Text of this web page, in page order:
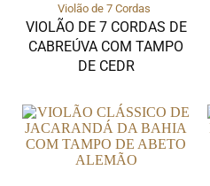
Violão de 7 Cordas
VIOLÃO DE 7 CORDAS DE
CABREÚVA COM TAMPO
DE CEDR